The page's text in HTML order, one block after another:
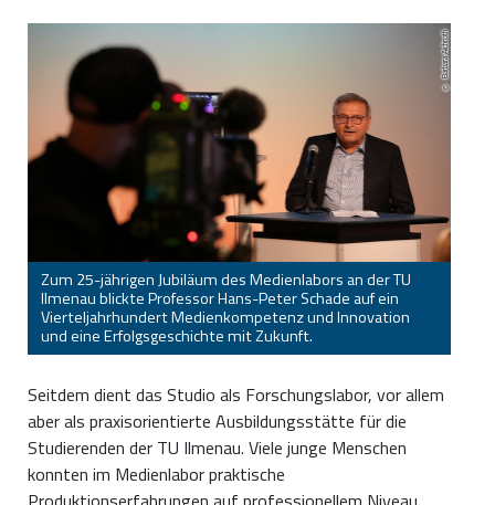
Zum 25-jährigen Jubiläum des Medienlabors an der TU
Ilmenau blickte Professor Hans-Peter Schade auf ein
Vierteljahrhundert Medienkompetenz und Innovation
und eine Erfolgsgeschichte mit Zukunft.
Barbara Aichroth
Seitdem dient das Studio als Forschungslabor, vor allem
aber als praxisorientierte Ausbildungsstätte für die
Studierenden der TU Ilmenau. Viele junge Menschen
konnten im Medienlabor praktische